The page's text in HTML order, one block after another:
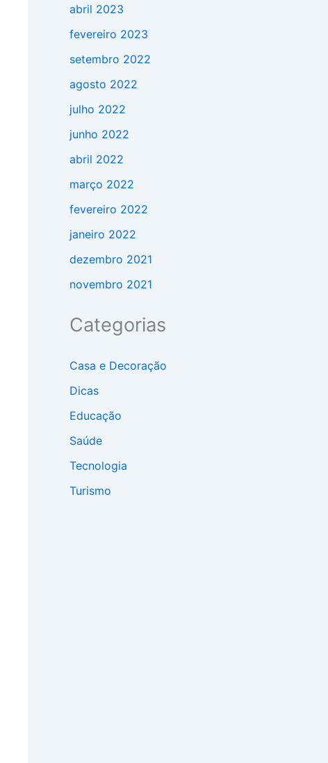
abril 2023
fevereiro 2023
setembro 2022
agosto 2022
julho 2022
junho 2022
abril 2022
março 2022
fevereiro 2022
janeiro 2022
dezembro 2021
novembro 2021
Categorias
Casa e Decoração
Dicas
Educação
Saúde
Tecnologia
Turismo